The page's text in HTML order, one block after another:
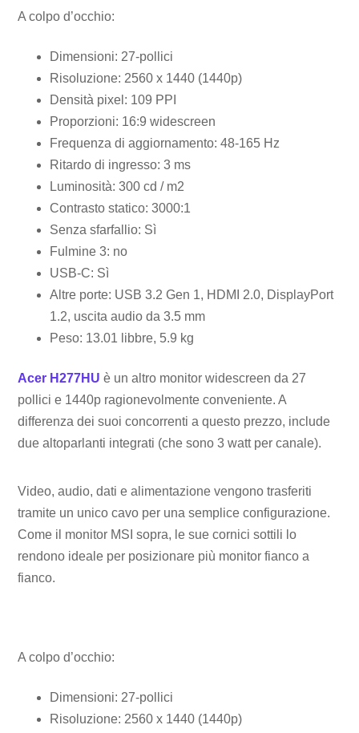
A colpo d’occhio:
Dimensioni: 27-pollici
Risoluzione: 2560 x 1440 (1440p)
Densità pixel: 109 PPI
Proporzioni: 16:9 widescreen
Frequenza di aggiornamento: 48-165 Hz
Ritardo di ingresso: 3 ms
Luminosità: 300 cd / m2
Contrasto statico: 3000:1
Senza sfarfallio: Sì
Fulmine 3: no
USB-C: Sì
Altre porte: USB 3.2 Gen 1, HDMI 2.0, DisplayPort
1.2, uscita audio da 3.5 mm
Peso: 13.01 libbre, 5.9 kg
Acer H277HU è un altro monitor widescreen da 27
pollici e 1440p ragionevolmente conveniente. A
differenza dei suoi concorrenti a questo prezzo, include
due altoparlanti integrati (che sono 3 watt per canale).
Video, audio, dati e alimentazione vengono trasferiti
tramite un unico cavo per una semplice configurazione.
Come il monitor MSI sopra, le sue cornici sottili lo
rendono ideale per posizionare più monitor fianco a
fianco.
A colpo d’occhio:
Dimensioni: 27-pollici
Risoluzione: 2560 x 1440 (1440p)